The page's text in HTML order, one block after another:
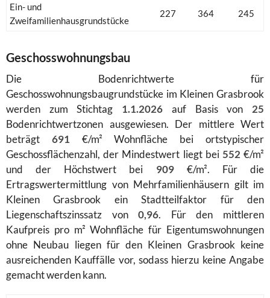
Ein- und
Zweifamilienhausgrundstücke
227 364 245
Geschosswohnungsbau
Die Bodenrichtwerte für
Geschosswohnungsbaugrundstücke im Kleinen Grasbrook
werden zum Stichtag 1.1.2026 auf Basis von 25
Bodenrichtwertzonen ausgewiesen. Der mittlere Wert
beträgt 691 €/m² Wohnfläche bei ortstypischer
Geschossflächenzahl, der Mindestwert liegt bei 552 €/m²
und der Höchstwert bei 909€/m². Für die
Ertragswertermittlung von Mehrfamilienhäusern gilt im
Kleinen Grasbrook ein Stadtteilfaktor für den
Liegenschaftszinssatz von0,96. Für den mittleren
Kaufpreis pro m² Wohnfläche für Eigentumswohnungen
ohne Neubau liegen für den Kleinen Grasbrook keine
ausreichenden Kauffälle vor, sodass hierzu keine Angabe
gemacht werden kann.